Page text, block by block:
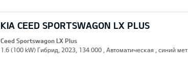
KIA CEED SPORTSWAGON LX PLUS
Ceed Sportswagon LX Plus
1.6 (100 kW) Гибрид, 2023, 134 000 , Автоматическая , синий мет.